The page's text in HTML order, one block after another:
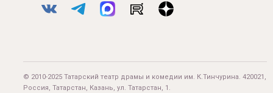
© 2010-2025 Татарский театр драмы и комедии им. К.Тинчурина. 420021,
Россия, Татарстан, Казань, ул. Татарстан, 1.